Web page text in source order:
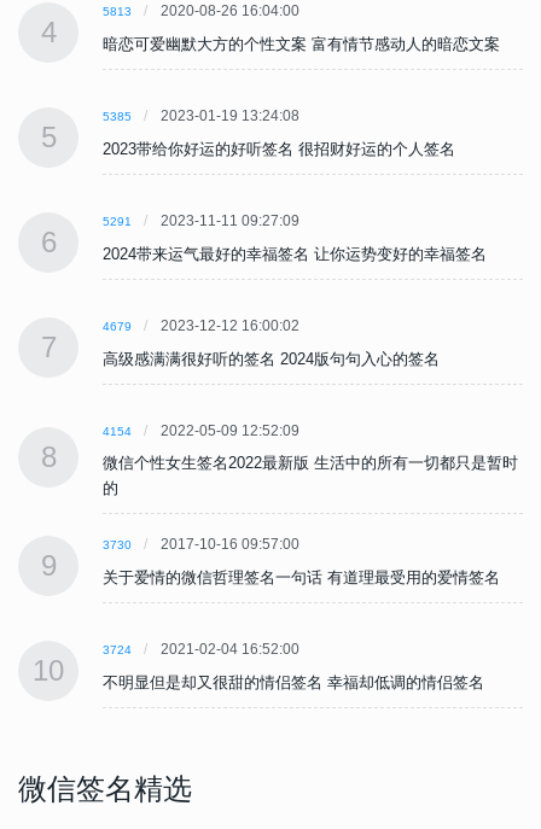
4
5813 2020-08-26 16:04:00
暗恋可爱幽默大方的个性文案 富有情节感动人的暗恋文案
5
5385 2023-01-19 13:24:08
2023带给你好运的好听签名 很招财好运的个人签名
6
5291 2023-11-11 09:27:09
2024带来运气最好的幸福签名 让你运势变好的幸福签名
7
4679 2023-12-12 16:00:02
高级感满满很好听的签名 2024版句句入心的签名
8
4154 2022-05-09 12:52:09
微信个性女生签名2022最新版 生活中的所有一切都只是暂时
的
9
3730 2017-10-16 09:57:00
关于爱情的微信哲理签名一句话 有道理最受用的爱情签名
10
3724 2021-02-04 16:52:00
不明显但是却又很甜的情侣签名 幸福却低调的情侣签名
微信签名精选